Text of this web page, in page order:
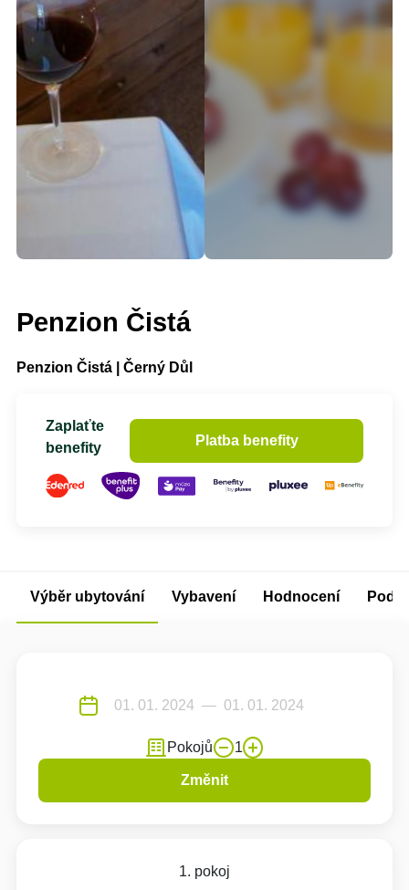
Penzion Čistá
Penzion Čistá | Černý Důl
Zaplaťte
benefity
Platba benefity
Výběr ubytování Vybavení Hodnocení
Pokojů 1
Změnit
1. pokoj